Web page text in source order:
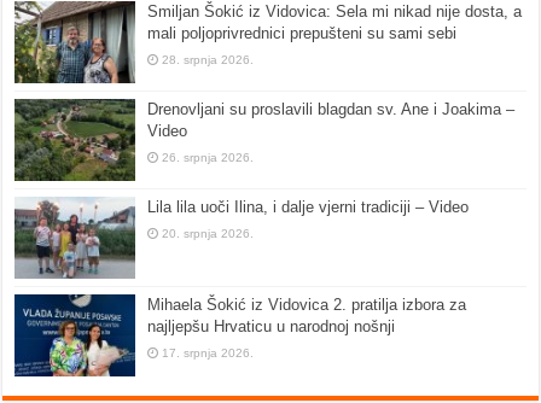
Smiljan Šokić iz Vidovica: Sela mi nikad nije dosta, a
mali poljoprivrednici prepušteni su sami sebi
28. srpnja 2026.
Drenovljani su proslavili blagdan sv. Ane i Joakima –
Video
26. srpnja 2026.
Lila lila uoči Ilina, i dalje vjerni tradiciji – Video
20. srpnja 2026.
Mihaela Šokić iz Vidovica 2. pratilja izbora za
najljepšu Hrvaticu u narodnoj nošnji
17. srpnja 2026.